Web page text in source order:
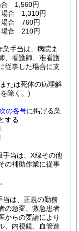
合 1,560円
場合 1,310円
場合 760円
場合 210円
手当は、病院ま
、看護師、准看護
従事した場合に支
たは死体の病理解
除く。)
次の各号に掲げる業
する
手当は、X線その他
の補助作業に従事
当は、正規の勤務
の急変、救急患者
からの要請により
、内視鏡、血管造